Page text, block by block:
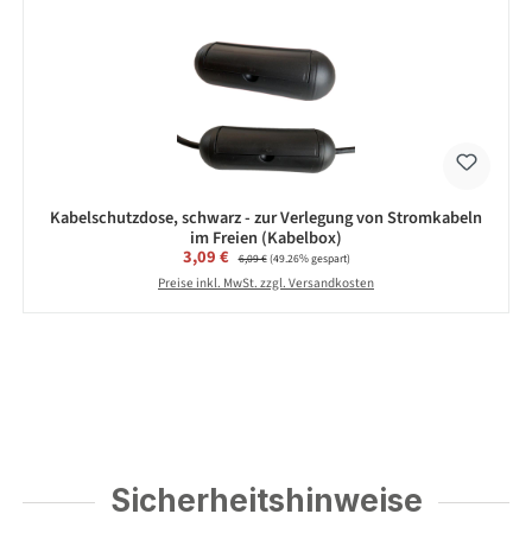
Kabelschutzdose, schwarz - zur Verlegung von Stromkabeln
im Freien (Kabelbox)
Verkaufspreis:
3,09 € Regulärer Preis:
6,09 €(49.26% gespart)
Preise inkl. MwSt. zzgl. Versandkosten
Sicherheitshinweise